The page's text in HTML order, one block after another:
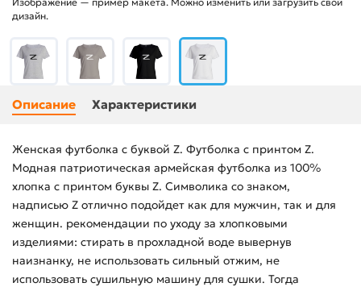
дизайн.
Описание Характеристики
Женская футболка с буквой Z. Футболка с принтом Z.
Модная патриотическая армейская футболка из 100%
хлопка с принтом буквы Z. Символика со знаком,
надписью Z отлично подойдет как для мужчин, так и для
женщин. рекомендации по уходу за хлопковыми
изделиями: стирать в прохладной воде вывернув
наизнанку, не использовать сильный отжим, не
использовать сушильную машину для сушки. Тогда